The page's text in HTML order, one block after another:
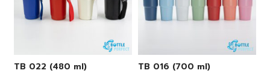
TB 022 (480 ml) TB 016 (700 ml)